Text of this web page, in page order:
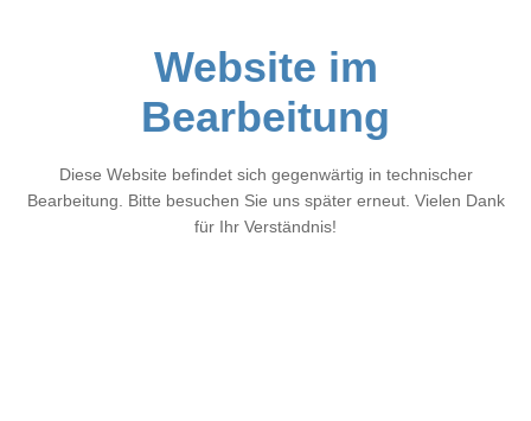
Website im
Bearbeitung
Diese Website befindet sich gegenwärtig in technischer
Bearbeitung. Bitte besuchen Sie uns später erneut. Vielen Dank
für Ihr Verständnis!